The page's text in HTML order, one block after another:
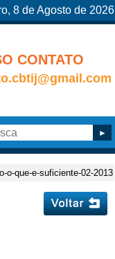
8 de Agosto de 2026
CONTATO
o-que-e-suficiente-02-2013